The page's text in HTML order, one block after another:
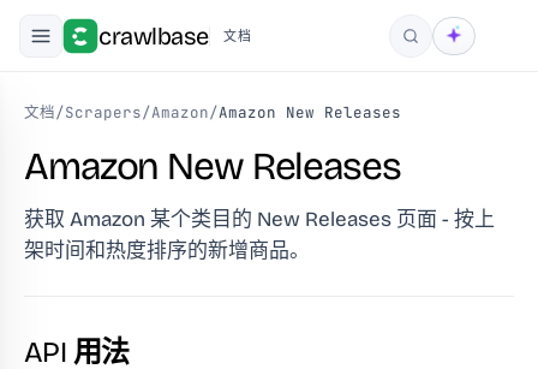
crawlbase 文档
搜索
文档/Scrapers/Amazon/Amazon New Releases
Amazon New Releases
获取 Amazon 某个类目的 New Releases 页面 - 按上
架时间和热度排序的新增商品。
API 用法